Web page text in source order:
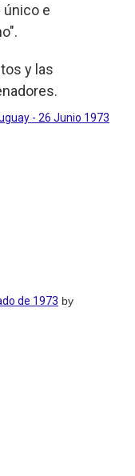
único e
y las
- 26 Junio 1973
de 1973 by